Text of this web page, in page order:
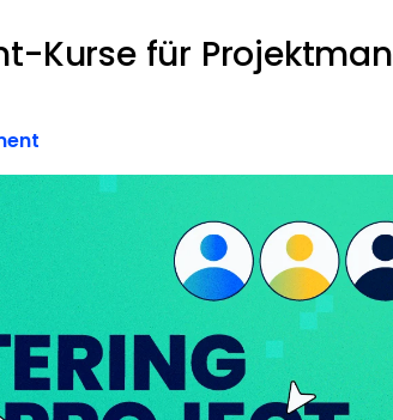
Kurse für